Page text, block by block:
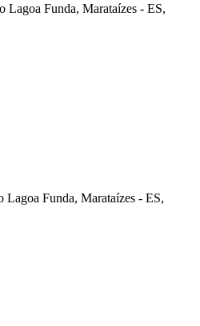
Funda, Marataízes - ES,
Funda, Marataízes - ES,